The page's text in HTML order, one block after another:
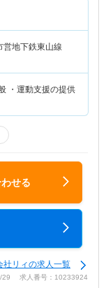
営地下鉄東山線
・運動支援の提供
せる
社リィの求人一覧
29 求人番号：10233924